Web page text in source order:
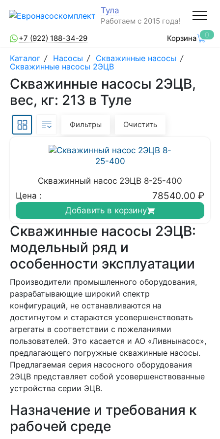
Тула
Работаем с 2015 года!
+7 (922) 188-34-29
Корзина 0
Каталог / Насосы / Скважинные насосы /
Скважинные насосы 2ЭЦВ
Скважинные насосы 2ЭЦВ,
вес, кг: 213 в Туле
Фильтры Очистить
Скважинный насос 2ЭЦВ 8-25-400
Цена :
78540.00 ₽
Добавить в корзину
Скважинные насосы 2ЭЦВ:
модельный ряд и
особенности эксплуатации
Производители промышленного оборудования,
разрабатывающие широкий спектр
конфигураций, не останавливаются на
достигнутом и стараются усовершенствовать
агрегаты в соответствии с пожеланиями
пользователей. Это касается и АО «Ливнынасос»,
предлагающего погружные скважинные насосы.
Предлагаемая серия насосного оборудования
2ЭЦВ представляет собой усовершенствованные
устройства серии ЭЦВ.
Назначение и требования к
рабочей среде